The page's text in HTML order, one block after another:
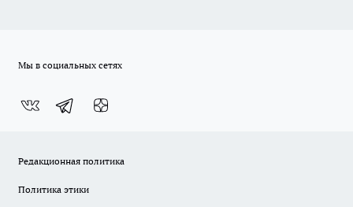
Мы в социальных сетях
Редакционная политика
Политика этики